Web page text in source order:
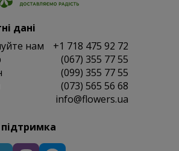
дані
нам
+1 718 475 92 72
(067) 355 77 55
(099) 355 77 55
(073) 565 56 68
info@flowers.ua